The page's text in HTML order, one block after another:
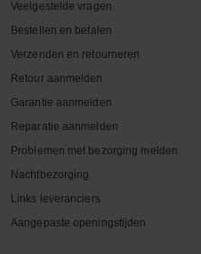
Veelgestelde vragen
Bestellen en betalen
Verzenden en retourneren
Retour aanmelden
Garantie aanmelden
Reparatie aanmelden
Problemen met bezorging melden
Nachtbezorging
Links leveranciers
Aangepaste openingstijden